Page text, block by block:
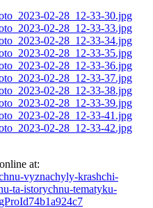
at:
vyznachyly-krashchi-
ta-istorychnu-tematyku-